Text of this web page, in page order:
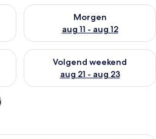
voor vanavond aug 10 - aug
Morgen
aug 11 - aug 12
De beschikbaarheid
voor dit weekend aug 14 -
Volgend weekend
aug 21 - aug 23
De beschikbaarheid